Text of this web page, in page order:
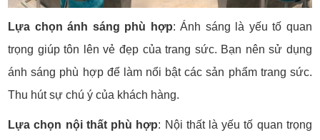
Lựa chọn ánh sáng phù hợp: Ánh sáng là yếu tố quan
trọng giúp tôn lên vẻ đẹp của trang sức. Bạn nên sử dụng
ánh sáng phù hợp để làm nổi bật các sản phẩm trang sức.
Thu hút sự chú ý của khách hàng.
Lựa chọn nội thất phù hợp: Nội thất là yếu tố quan trọng